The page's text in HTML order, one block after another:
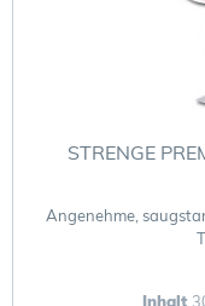
STRENGE
Angenehme,
Inhalt